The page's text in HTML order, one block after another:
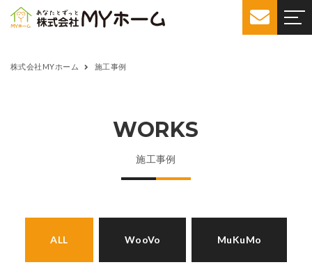
株式会社MYホーム 施工事例
WORKS
施工事例
ALL WooVo MuKuMo